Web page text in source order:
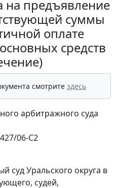
на предъявление
суммы
оплате
средств
смотрите здесь
арбитражного суда
06-С2
суд Уральского округа в
судей,